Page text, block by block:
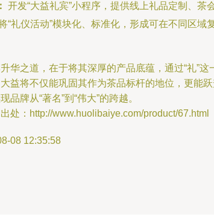
开发“大益礼宾”小程序，提供线上礼品定制、
“礼仪活动”模块化、标准化，形成可在不同区域
华之道，在于将其深厚的产品底蕴，通过“礼”
益将不仅能巩固其作为茶品标杆的地位，更能
品牌从“著名”到“伟大”的跨越。
处：http://www.huolibaiye.com/product/67.html
08 12:35:58